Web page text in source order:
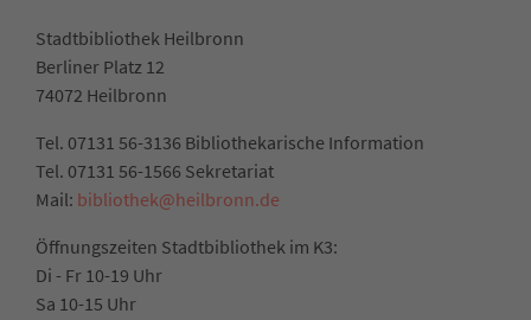
Stadtbibliothek Heilbronn
Berliner Platz 12
74072 Heilbronn
Tel. 07131 56-3136 Bibliothekarische Information
Tel. 07131 56-1566 Sekretariat
Mail: bibliothek@heilbronn.de
Öffnungszeiten Stadtbibliothek im K3:
Di - Fr 10-19 Uhr
Sa 10-15 Uhr